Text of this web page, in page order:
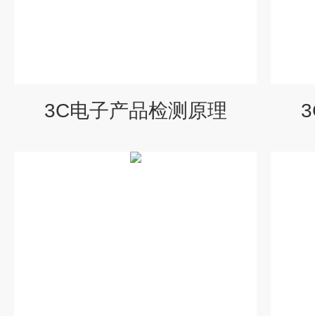
3C电子产品检测原理